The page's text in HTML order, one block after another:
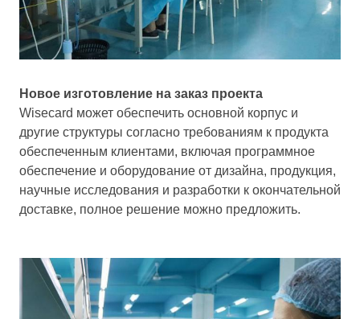
Новое изготовление на заказ проекта
Wisecard может обеспечить основной корпус и
другие структуры согласно требованиям к продукта
обеспеченным клиентами, включая программное
обеспечение и оборудование от дизайна, продукция,
научные исследования и разработки к окончательной
доставке, полное решение можно предложить.